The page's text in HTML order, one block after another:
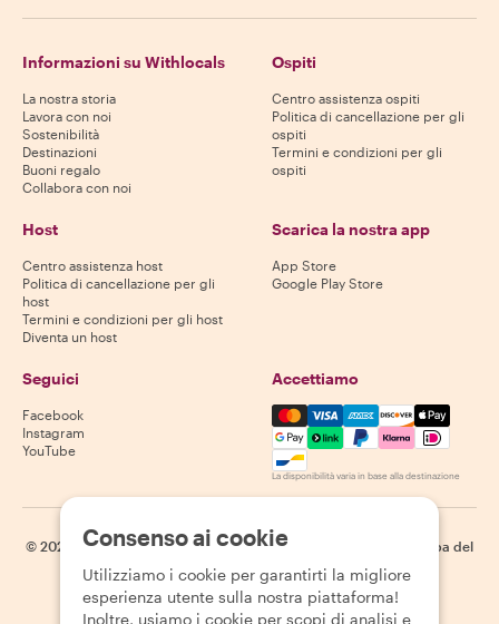
Informazioni su Withlocals
La nostra storia
Lavora con noi
Sostenibilità
Destinazioni
Buoni regalo
Collabora con noi
Ospiti
Centro assistenza ospiti
Politica di cancellazione per gli
ospiti
Termini e condizioni per gli
ospiti
Host
Centro assistenza host
Politica di cancellazione per gli
host
Termini e condizioni per gli host
Diventa un host
Scarica la nostra app
App Store
Google Play Store
Seguici
Facebook
Instagram
YouTube
Accettiamo
Mastercard, Visa, Amex,
La disponibilità varia in base alla destinazione
© 2026 Withlocals.com | Informativa sulla privacy
Mappa del
Consenso ai cookie
Utilizziamo i cookie per garantirti la migliore
esperienza utente sulla nostra piattaforma!
Inoltre, usiamo i cookie per scopi di analisi e